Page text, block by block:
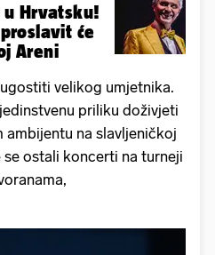
u Hrvatsku!
će
Areni
velikog umjetnika.
priliku doživjeti
ambijentu na slavljeničkoj
ostali koncerti na turneji